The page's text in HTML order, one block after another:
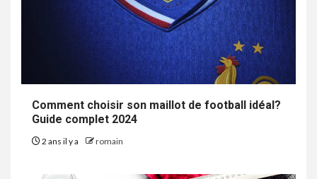
Comment choisir son maillot de football idéal?
Guide complet 2024
2 ans il y a romain